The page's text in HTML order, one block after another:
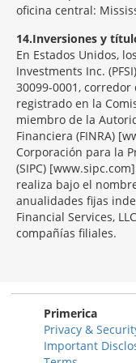
oficina central:
14 Inversiones y
En Estados Unidos,
Investments Inc.
30099-0001,
registrado en la
miembro de la
Financiera (FINRA)
Corporación para la
(SIPC)
realiza bajo el
anualidades fijas
Financial Services,
compañías filiales.
Primerica
Privacy &
Important